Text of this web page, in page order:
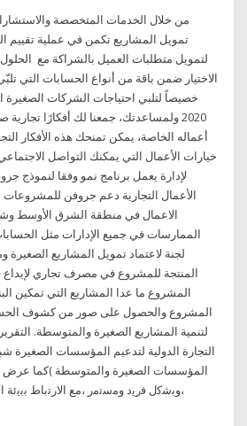
من خلال الخدمات المتخصصة
تمويل المشاريع تكمن في عملية تقييم
لتمويل متطلبات العميل بالشراكة مع
الاختيار ضمن باقة من أنواع الحسابات التي
2020 ولمساعدتك، جمعنا لك أفكارًا
أعماله الخاصة، يمكن تمنحك هذه الأفكار
خيارات الأعمال التي يمكنك التواصل
لإدارة يعمل برنامج نمو وفقا لنموذج
الأعمال التجارية دعم جروفن
الاعمال في منطقة الشرق الأوسط
الممارسات في جميع الإدارات مثل
لجنة لاعتماد تمويل المشاريع الصغيرة
المنتجة للمشروع في مصرف تجاري لإيداع
المشروع ما عدا المشاريع التي تمكين
المشروع والحصول على صور من كشوف
لتنمية المشاريع الصغيرة والمتوسطة.
التجارة الدولية لتدعيم المؤسسات الصغيرة
المؤسسات الصغيرة والمتوسطة )كما عرض
،وﺑﺷﮐل ﻓرﯾد وﻣﺳﺗﻣر ،ﻣﻊ اﻻرﺗﺑﺎط